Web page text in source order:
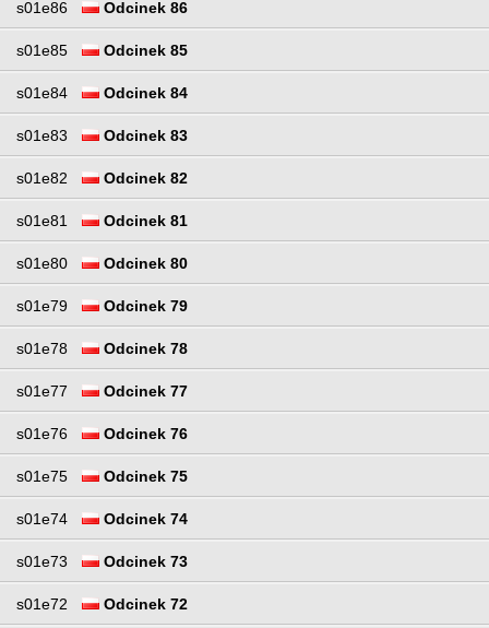
s01e86 Odcinek 86
s01e85 Odcinek 85
s01e84 Odcinek 84
s01e83 Odcinek 83
s01e82 Odcinek 82
s01e81 Odcinek 81
s01e80 Odcinek 80
s01e79 Odcinek 79
s01e78 Odcinek 78
s01e77 Odcinek 77
s01e76 Odcinek 76
s01e75 Odcinek 75
s01e74 Odcinek 74
s01e73 Odcinek 73
s01e72 Odcinek 72